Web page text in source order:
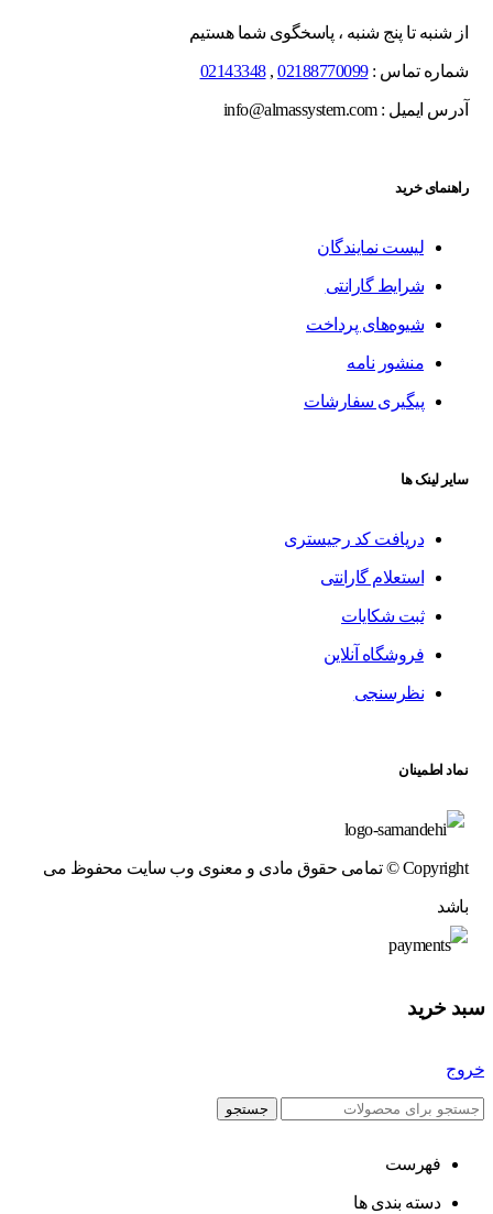
از شنبه تا پنج شنبه ، پاسخگوی شما هستیم
شماره تماس :02188770099
,
02143348
آدرس ایمیل : info@almassystem.com
راهنمای خرید
لیست نمایندگان
شرایط گارانتی
شیوه‌های پرداخت
منشور نامه
پیگیری سفارشات
سایر لینک ها
دریافت کد رجیستری
استعلام گارانتی
ثبت شکایات
فروشگاه آنلاین
نظرسنجی
نماد اطمینان
Copyright © تمامی حقوق مادی و معنوی وب سایت محفوظ می
باشد
سبد خرید
خروج
جستجو
فهرست
دسته بندی ها